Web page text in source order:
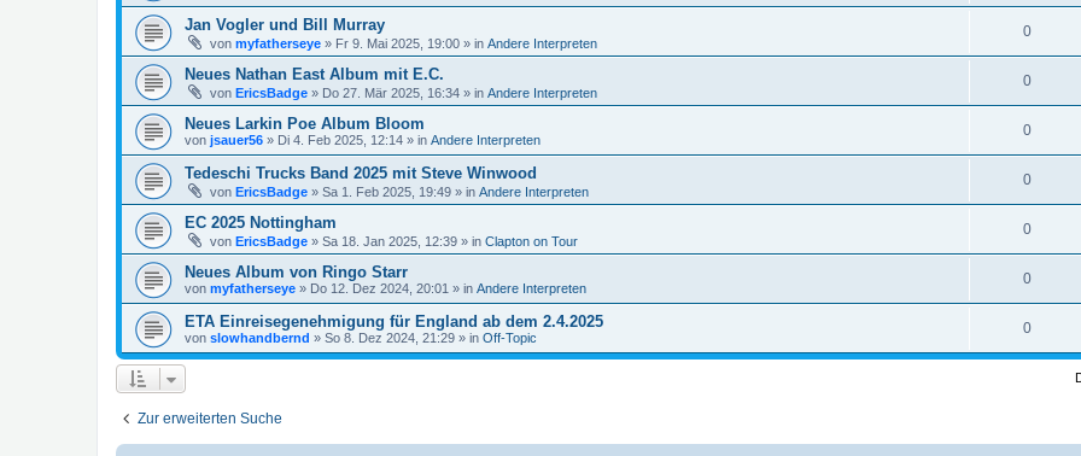
Jan Vogler und Bill Murray
von myfatherseye » Fr 9. Mai 2025, 19:00 » in Andere Interpreten
0
Neues Nathan East Album mit E.C.
von EricsBadge » Do 27. Mär 2025, 16:34 » in Andere Interpreten
0
Neues Larkin Poe Album Bloom
von jsauer56 » Di 4. Feb 2025, 12:14 » in Andere Interpreten
0
Tedeschi Trucks Band 2025 mit Steve Winwood
von EricsBadge » Sa 1. Feb 2025, 19:49 » in Andere Interpreten
0
EC 2025 Nottingham
von EricsBadge » Sa 18. Jan 2025, 12:39 » in Clapton on Tour
0
Neues Album von Ringo Starr
von myfatherseye » Do 12. Dez 2024, 20:01 » in Andere Interpreten
0
ETA Einreisegenehmigung für England ab dem 2.4.2025
von slowhandbernd » So 8. Dez 2024, 21:29 » in Off-Topic
0
Zur erweiterten Suche